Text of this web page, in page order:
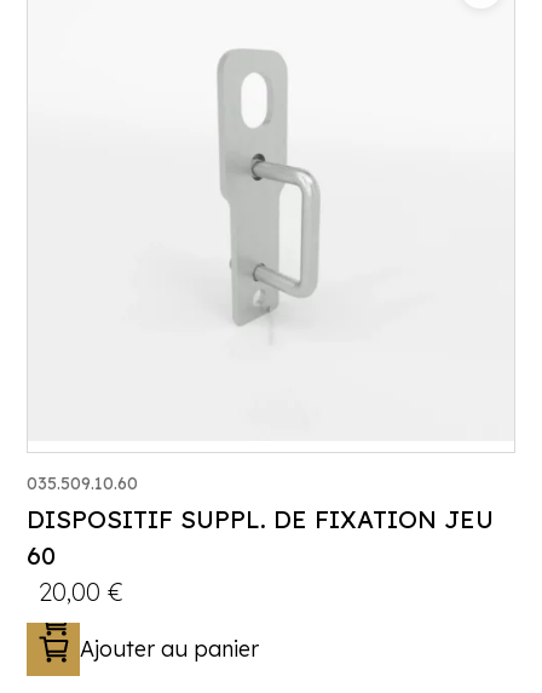
035.509.10.60
DISPOSITIF SUPPL. DE FIXATION JEU
60
20,00€
Ajouter au panier